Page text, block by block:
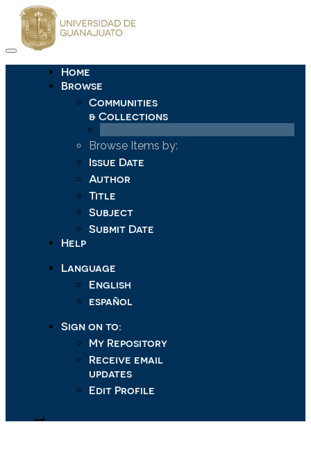
Skip
navigation
Home
Browse
Communities
& Collections
Browse Items by:
Issue Date
Author
Title
Subject
Submit Date
Help
Language
English
español
Sign on to:
My Repository
Receive email
updates
Edit Profile